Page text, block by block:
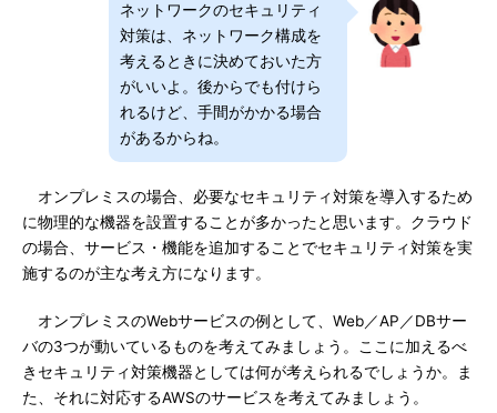
ネットワークのセキュリティ
対策は、ネットワーク構成を
考えるときに決めておいた方
がいいよ。後からでも付けら
れるけど、手間がかかる場合
があるからね。
オンプレミスの場合、必要なセキュリティ対策を導入するため
に物理的な機器を設置することが多かったと思います。クラウド
の場合、サービス・機能を追加することでセキュリティ対策を実
施するのが主な考え方になります。
オンプレミスのWebサービスの例として、Web／AP／DBサー
バの3つが動いているものを考えてみましょう。ここに加えるべ
きセキュリティ対策機器としては何が考えられるでしょうか。ま
た、それに対応するAWSのサービスを考えてみましょう。